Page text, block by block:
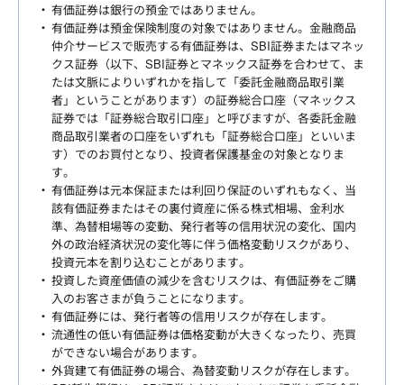
有価証券は銀行の預金ではありません。
有価証券は預金保険制度の対象ではありません。金融商品
仲介サービスで販売する有価証券は、SBI証券またはマネッ
クス証券（以下、SBI証券とマネックス証券を合わせて、ま
たは文脈によりいずれかを指して「委託金融商品取引業
者」ということがあります）の証券総合口座（マネックス
証券では「証券総合取引口座」と呼びますが、各委託金融
商品取引業者の口座をいずれも「証券総合口座」といいま
す）でのお買付となり、投資者保護基金の対象となりま
す。
有価証券は元本保証または利回り保証のいずれもなく、当
該有価証券またはその裏付資産に係る株式相場、金利水
準、為替相場等の変動、発行者等の信用状況の変化、国内
外の政治経済状況の変化等に伴う価格変動リスクがあり、
投資元本を割り込むことがあります。
投資した資産価値の減少を含むリスクは、有価証券をご購
入のお客さまが負うことになります。
有価証券には、発行者等の信用リスクが存在します。
流通性の低い有価証券は価格変動が大きくなったり、売買
ができない場合があります。
外貨建て有価証券の場合、為替変動リスクが存在します。